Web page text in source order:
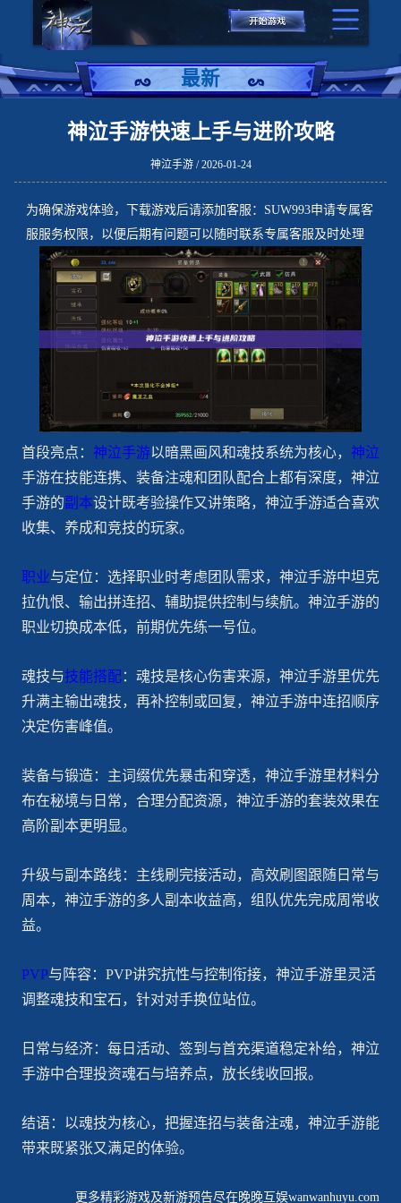
最新
神泣手游快速上手与进阶攻略
神泣手游 / 2026-01-24
为确保游戏体验，下载游戏后请添加客服：SUW993申请专属客
服服务权限，以便后期有问题可以随时联系专属客服及时处理
首段亮点： 神泣手游以暗黑画风和魂技系统为核心， 神泣
手游在技能连携、装备注魂和团队配合上都有深度，神泣
手游的副本设计既考验操作又讲策略，神泣手游适合喜欢
收集、养成和竞技的玩家。
职业与定位：选择职业时考虑团队需求，神泣手游中坦克
拉仇恨、输出拼连招、辅助提供控制与续航。神泣手游的
职业切换成本低，前期优先练一号位。
魂技与技能搭配：魂技是核心伤害来源，神泣手游里优先
升满主输出魂技，再补控制或回复，神泣手游中连招顺序
决定伤害峰值。
装备与锻造：主词缀优先暴击和穿透，神泣手游里材料分
布在秘境与日常，合理分配资源，神泣手游的套装效果在
高阶副本更明显。
升级与副本路线：主线刷完接活动，高效刷图跟随日常与
周本，神泣手游的多人副本收益高，组队优先完成周常收
益。
PVP与阵容：PVP讲究抗性与控制衔接，神泣手游里灵活
调整魂技和宝石，针对对手换位站位。
日常与经济：每日活动、签到与首充渠道稳定补给，神泣
手游中合理投资魂石与培养点，放长线收回报。
结语：以魂技为核心，把握连招与装备注魂，神泣手游能
带来既紧张又满足的体验。
更多精彩游戏及新游预告尽在晚晚互娱wanwanhuyu.com